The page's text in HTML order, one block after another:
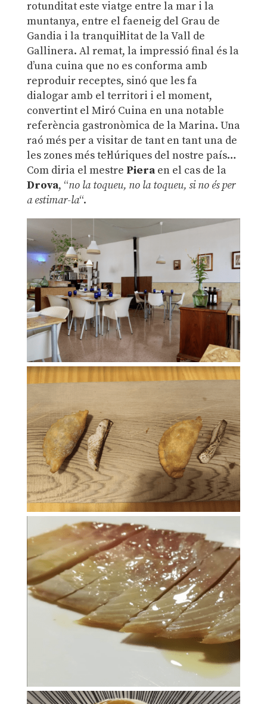
rotunditat este viatge entre la mar i la
muntanya, entre el faeneig del Grau de
Gandia i la tranquil·litat de la Vall de
Gallinera. Al remat, la impressió final és la
d’una cuina que no es conforma amb
reproduir receptes, sinó que les fa
dialogar amb el territori i el moment,
convertint el Miró Cuina en una notable
referència gastronòmica de la Marina. Una
raó més per a visitar de tant en tant una de
les zones més tel·lúriques del nostre país…
Com diria el mestre Pieraen el cas de la
Drova, “no la toqueu, no la toqueu, si no és per
a estimar-la“.